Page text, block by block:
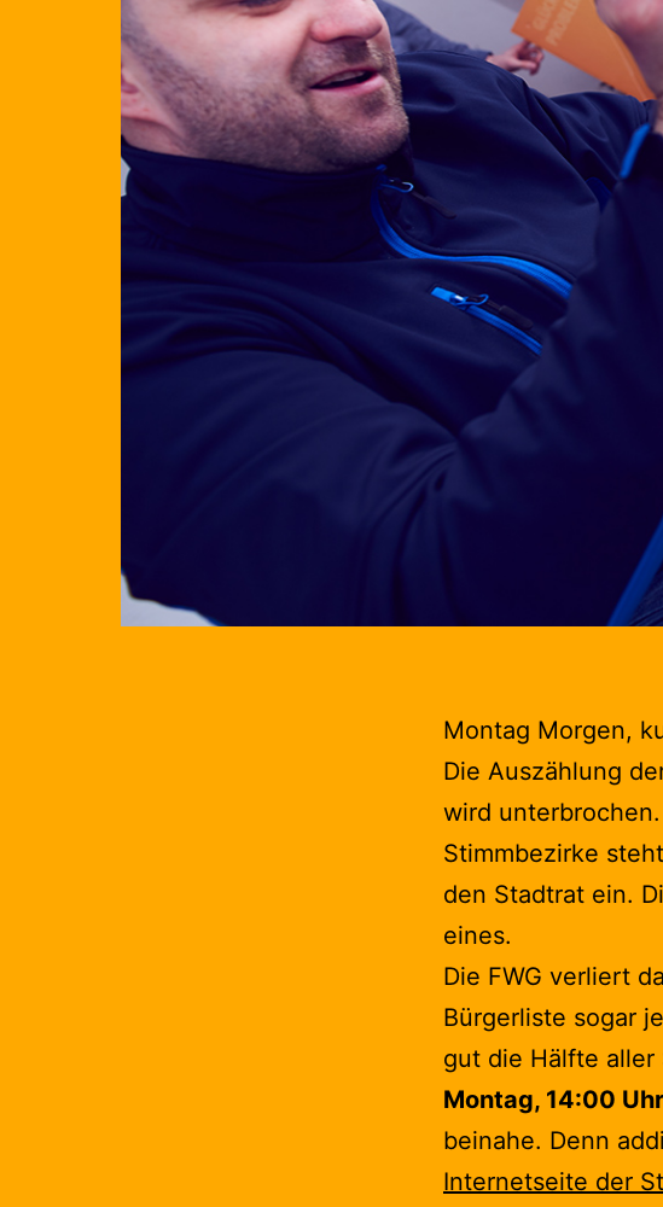
Montag Morgen,
Die Auszählung
wird
Stimmbezirke
den Stadtrat ein.
eines.
Die FWG verliert
Bürgerliste sogar
gut die Hälfte aller
Montag, 14:00
beinahe. Denn
Internetseite der